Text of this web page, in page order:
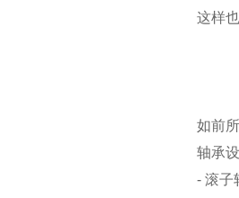
这样
如前
轴承
- 滚子